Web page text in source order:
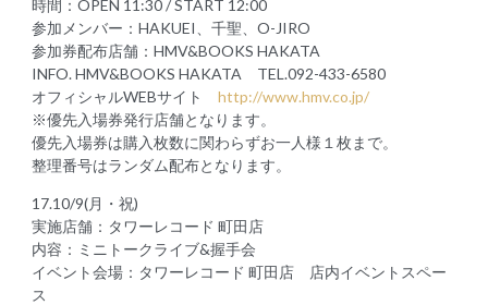
時間：OPEN 11:30 / START 12:00
参加メンバー：HAKUEI、千聖、O-JIRO
参加券配布店舗：HMV&BOOKS HAKATA
INFO. HMV&BOOKS HAKATA TEL.092-433-6580
オフィシャルWEBサイト http://www.hmv.co.jp/
※優先入場券発行店舗となります。
優先入場券は購入枚数に関わらずお一人様１枚まで。
整理番号はランダム配布となります。
17.10/9(月・祝)
実施店舗：タワーレコード 町田店
内容：ミニトークライブ&握手会
イベント会場：タワーレコード 町田店 店内イベントスペー
ス